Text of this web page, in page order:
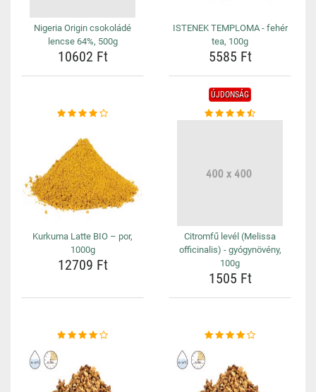
Nigeria Origin csokoládé
lencse 64%, 500g
10602 Ft
ISTENEK TEMPLOMA - fehér
tea, 100g
5585 Ft
Kurkuma Latte BIO – por,
1000g
12709 Ft
ÚJDONSÁG
Citromfű levél (Melissa
officinalis) - gyógynövény,
100g
1505 Ft